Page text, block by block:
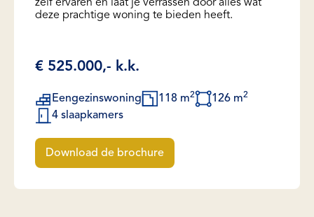
zelf ervaren en laat je verrassen door alles wat
deze prachtige woning te bieden heeft.
€ 525.000,- k.k.
Eengezinswoning 118 m2 126 m2
4 slaapkamers
Download de brochure